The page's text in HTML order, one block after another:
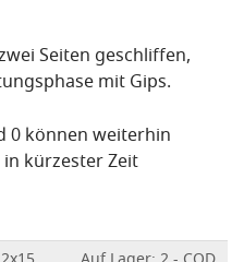
Seiten geschliffen,
mit Gips.
0 können weiterhin
kürzester Zeit